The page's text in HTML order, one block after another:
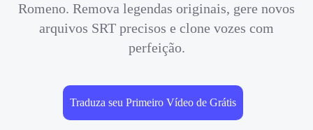
Romeno. Remova legendas originais, gere novos
arquivos SRT precisos e clone vozes com
perfeição.
Traduza seu Primeiro Vídeo de Grátis